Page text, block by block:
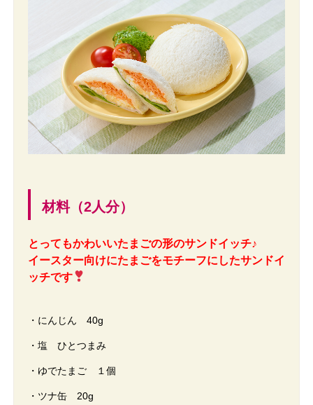
材料（2人分）
とってもかわいいたまごの形のサンドイッチ♪
イースター向けにたまごをモチーフにしたサンドイ
ッチです
・にんじん 40g
・塩 ひとつまみ
・ゆでたまご １個
・ツナ缶 20g